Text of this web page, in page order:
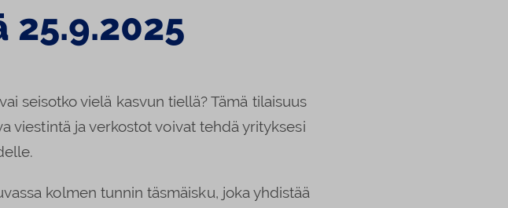
seisotko vielä kasvun tiellä? Tämä tilaisuus
viestintä ja verkostot voivat tehdä yrityksesi
kolmen tunnin täsmäisku, joka yhdistää